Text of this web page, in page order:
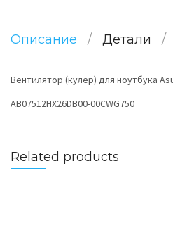
Описание Детали
Вентилятор (кулер) для ноутбука
AB07512HX26DB00-00CWG750
Related products